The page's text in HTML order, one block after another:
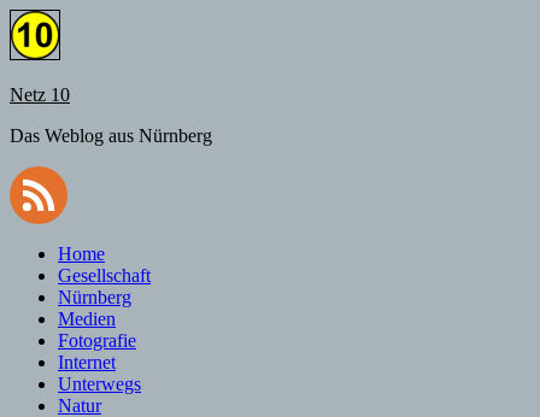
Zum
Inhalt
springen
Netz 10
Das Weblog aus Nürnberg
Home
Gesellschaft
Nürnberg
Medien
Fotografie
Internet
Unterwegs
Natur